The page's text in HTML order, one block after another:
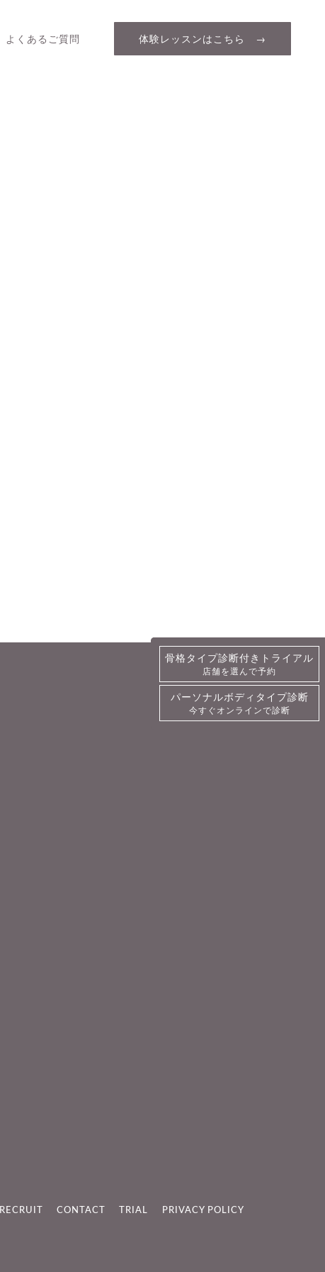
よくあるご質問 体験レッスンはこちら →
RECRUIT CONTACT TRIAL
PRIVACY POLICY
骨格タイプ診断付きトライアル
詳細・予約
パーソナルボディタイプ診断
今すぐオンラインで診断
骨格タイプ診断付きトライアル
店舗を選んで予約
パーソナルボディタイプ診断
今すぐオンラインで診断